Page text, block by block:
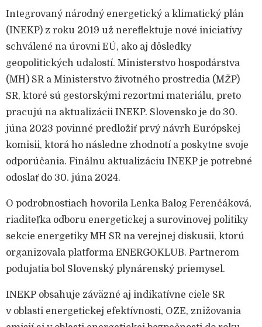
Integrovaný národný energetický a klimatický plán
(INEKP) z roku 2019 už nereflektuje nové iniciatívy
schválené na úrovni EÚ, ako aj dôsledky
geopolitických udalostí. Ministerstvo hospodárstva
(MH) SR a Ministerstvo životného prostredia (MŽP)
SR, ktoré sú gestorskými rezortmi materiálu, preto
pracujú na aktualizácii INEKP. Slovensko je do 30.
júna 2023 povinné predložiť prvý návrh Európskej
komisii, ktorá ho následne zhodnotí a poskytne svoje
odporúčania. Finálnu aktualizáciu INEKP je potrebné
odoslať do 30. júna 2024.
O podrobnostiach hovorila Lenka Balog Ferenčáková,
riaditeľka odboru energetickej a surovinovej politiky
sekcie energetiky MH SR na verejnej diskusii, ktorú
organizovala platforma ENERGOKLUB. Partnerom
podujatia bol Slovenský plynárenský priemysel.
INEKP obsahuje záväzné aj indikatívne ciele SR
v oblasti energetickej efektívnosti, OZE, znižovania